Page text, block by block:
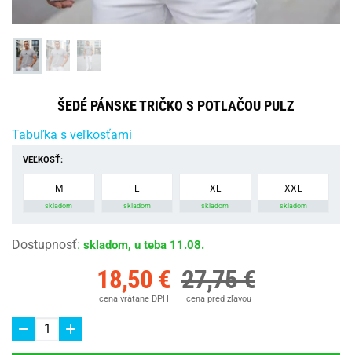
ŠEDÉ PÁNSKE TRIČKO S POTLAČOU PULZ
Tabuľka s veľkosťami
VEĽKOSŤ:
M
skladom
L
skladom
XL
skladom
XXL
skladom
Dostupnosť: skladom, u teba 11.08.
18,50 €
cena vrátane DPH
27,75 €
cena pred zľavou